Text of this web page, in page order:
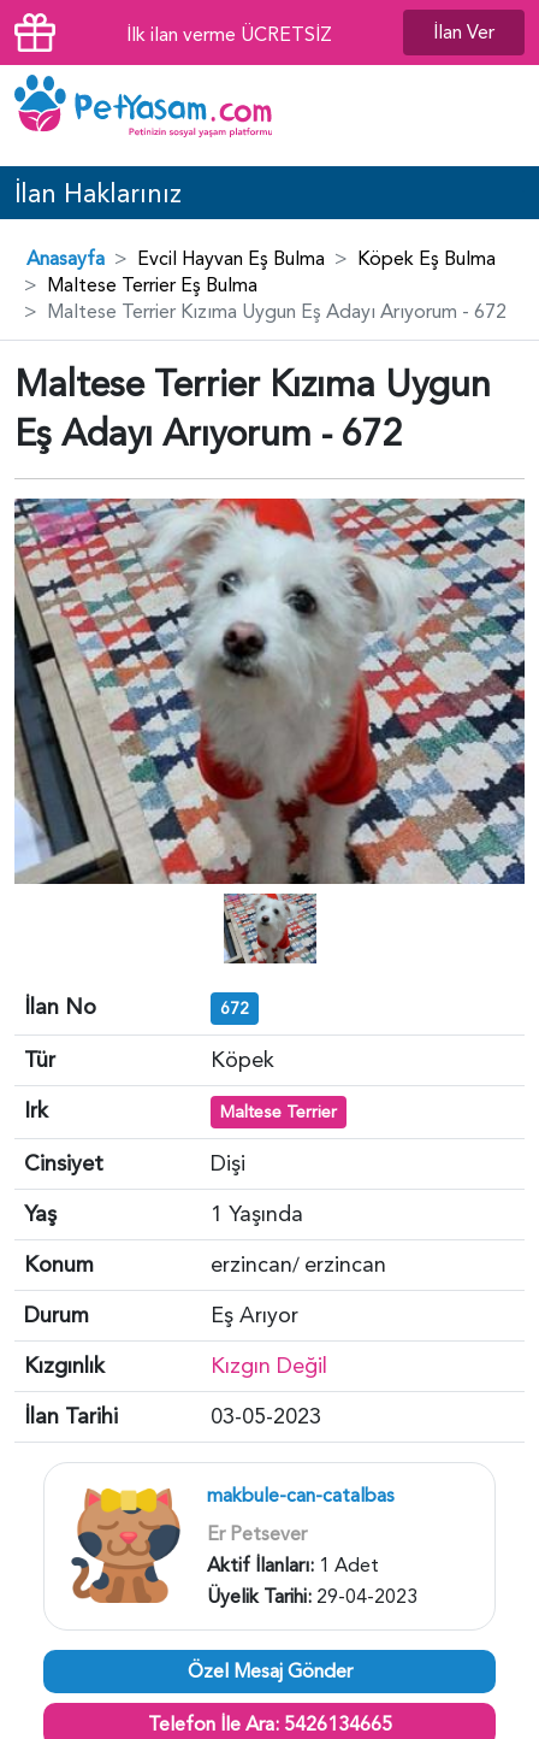
İlk ilan verme ÜCRETSİZ İlan Ver
İlan Haklarınız
Anasayfa Evcil Hayvan Eş Bulma
Köpek Eş Bulma
Maltese Terrier Eş Bulma
Maltese Terrier Kızıma Uygun Eş Adayı Arıyorum - 672
Maltese Terrier Kızıma Uygun
Eş Adayı Arıyorum - 672
İlan No 672
Tür
Köpek
Irk
Maltese Terrier
Cinsiyet
Dişi
Yaş
1 Yaşında
Konum
erzincan/ erzincan
Durum
Eş Arıyor
Kızgınlık
Kızgın Değil
İlan Tarihi
03-05-2023
makbule-can-catalbas
Er Petsever
Aktif İlanları: 1 Adet
Üyelik Tarihi: 29-04-2023
Özel Mesaj Gönder
Telefon İle Ara: 5426134665